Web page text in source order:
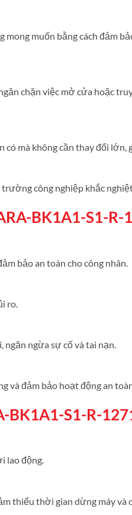
muốn bằng cách đảm
chặn việc mở cửa hoặc
mà không cần thay đổi
công nghiệp khắc
BK1A1-S1-
bảo an toàn cho công nhân.
ro.
ngừa sự cố và tai nạn.
và đảm bảo hoạt động an
BK1A1-S1-R-
lao động.
thiểu thời gian dừng máy và